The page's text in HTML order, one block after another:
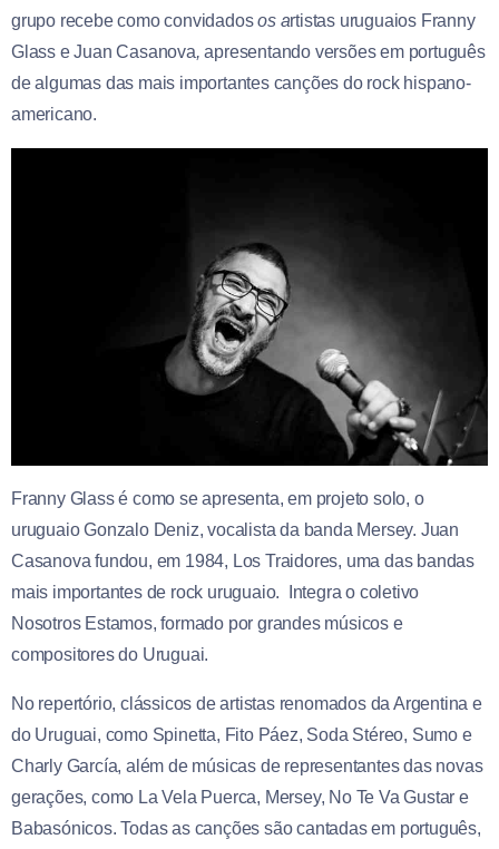
grupo recebe como convidadosos artistas uruguaios Franny
Glass e Juan Casanova,apresentando versões em português
de algumas das mais importantes canções do rock hispano-
americano.
Franny Glass é como se apresenta, em projeto solo, o
uruguaio Gonzalo Deniz, vocalista da banda Mersey. Juan
Casanova fundou, em 1984, Los Traidores, uma das bandas
mais importantes de rock uruguaio. Integra o coletivo
Nosotros Estamos, formado por grandes músicos e
compositores do Uruguai.
No repertório, clássicos de artistas renomados da Argentina e
do Uruguai, como Spinetta, Fito Páez, Soda Stéreo, Sumo e
Charly García, além de músicas de representantes das novas
gerações, como La Vela Puerca, Mersey, No Te Va Gustar e
Babasónicos. Todas as canções são cantadas em português,